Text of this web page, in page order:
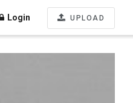
Login UPLOAD